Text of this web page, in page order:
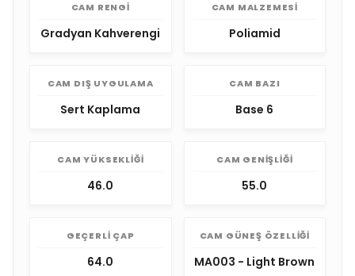
CAM RENGI
Gradyan Kahverengi
CAM MALZEMESI
Poliamid
CAM DIŞ UYGULAMA
Sert Kaplama
CAM BAZI
Base 6
CAM YÜKSEKLIĞI
46.0
CAM GENIŞLIĞI
55.0
GEÇERLI ÇAP
64.0
CAM GÜNEŞ ÖZELLIĞI
MA003 - Light Brown